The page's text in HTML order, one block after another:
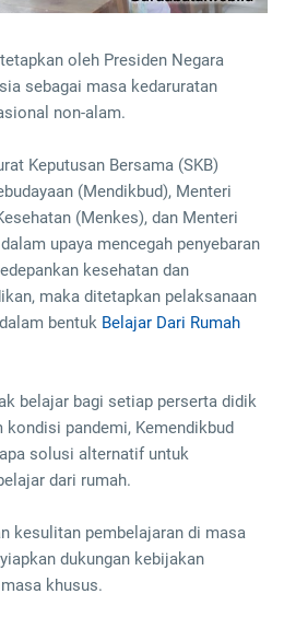
oleh Presiden Negara
sebagai masa kedaruratan
non-alam.
Keputusan Bersama (SKB)
(Mendikbud), Menteri
(Menkes), dan Menteri
upaya mencegah penyebaran
kesehatan dan
maka ditetapkan pelaksanaan
bentuk Belajar Dari Rumah
belajar bagi setiap perserta didik
pandemi, Kemendikbud
solusi alternatif untuk
dari rumah.
kesulitan pembelajaran di masa
dukungan kebijakan
khusus.